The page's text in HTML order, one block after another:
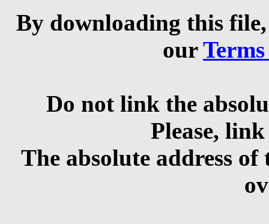
By downloading this
our
Do not link the
Please,
The absolute address